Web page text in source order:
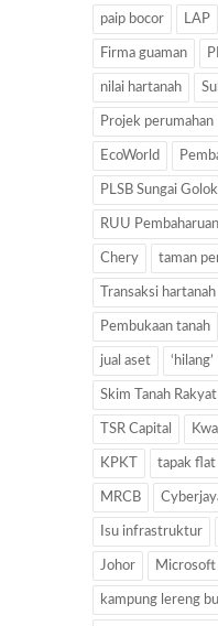
paip bocor LAP
Firma guaman
nilai hartanah
Projek perumahan
EcoWorld
PLSB Sungai Golok
RUU
Chery taman
Transaksi hartanah
Pembukaan tanah
jual aset ‘hilang’
Skim Tanah
TSR Capital
KPKT tapak flat
MRCB
Isu infrastruktur
Johor Microsoft
kampung lereng